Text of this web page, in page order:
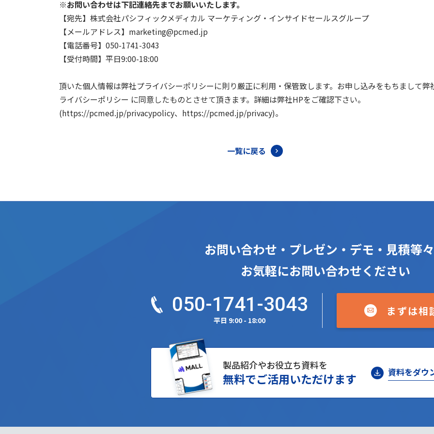
※お問い合わせは下記連絡先までお願いいたします。
【宛先】株式会社パシフィックメディカル マーケティング・インサイドセールスグループ
【メールアドレス】marketing@pcmed.jp
【電話番号】050-1741-3043
【受付時間】平日9:00-18:00
頂いた個人情報は弊社プライバシーポリシーに則り厳正に利用・保管致します。お申し込みをもちまして弊
ライバシーポリシー に同意したものとさせて頂きます。詳細は弊社HPをご確認下さい。
(https://pcmed.jp/privacypolicy、https://pcmed.jp/privacy)。
一覧に戻る
お問い合わせ・プレゼン・デモ・見積等
お気軽にお問い合わせください
050-1741-3043
平日 9:00 - 18:00
まずは相
製品紹介やお役立ち資料を
無料でご活用いただけます 資料をダウ